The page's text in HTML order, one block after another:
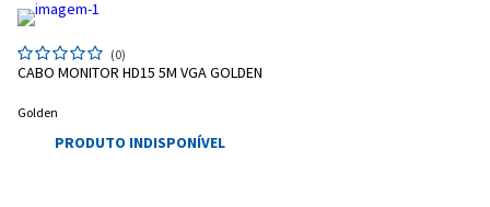
(0)
CABO MONITOR HD15 5M VGA GOLDEN
Golden
PRODUTO INDISPONÍVEL